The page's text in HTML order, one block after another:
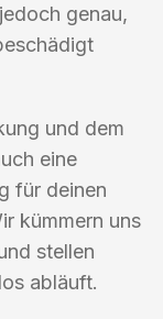
genau,
und dem
eine
für deinen
kümmern uns
stellen
abläuft.